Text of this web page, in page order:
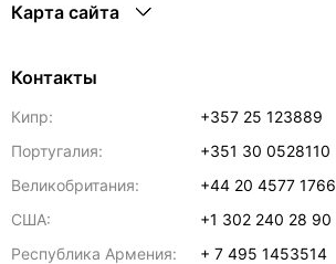
Карта сайта
Контакты
Кипр:
+357 25 123889
Португалия:
+351 30 0528110
Великобритания:
+44 20 4577 1766
США:
+1 302 240 28 90
Республика Армения:
+ 7 495 1453514